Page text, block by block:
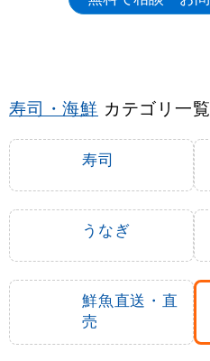
寿司・海鮮 カテゴリ一覧
寿司
うなぎ
鮮魚直送・直
売